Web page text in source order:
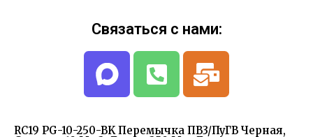
RC19 PG-10-250-BK Перемычка ПВ3/ПуГВ Черная,
Связаться с нами: